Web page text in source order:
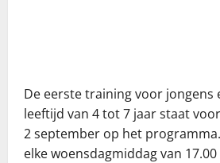
De eerste training voor jongens
leeftijd van 4 tot 7 jaar staat
2 september op het
elke woensdagmiddag van